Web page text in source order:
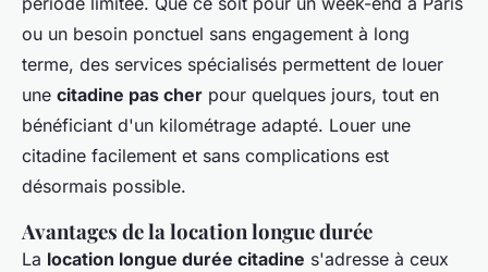
ou un besoin ponctuel sans engagement à long
terme, des services spécialisés permettent de louer
une citadine pas cher pour quelques jours, tout en
bénéficiant d'un kilométrage adapté. Louer une
citadine facilement et sans complications est
désormais possible.
Avantages de la location longue durée
La location longue durée citadine s'adresse à ceux